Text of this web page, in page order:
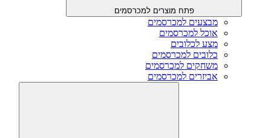
פתח מוצרים למכרסמים
מבצעים למכרסמים
אוכל למכרסמים
מצע לכלובים
כלובים למכרסמים
משחקים למכרסמים
אביזרים למכרסמים